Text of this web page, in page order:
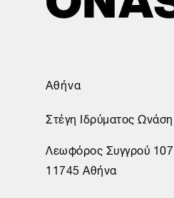
Αθήνα
Στέγη Ιδρύματος Ωνάση
Λεωφόρος Συγγρού 107
11745 Αθήνα